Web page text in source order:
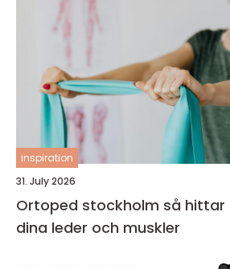
inspiration
31. July 2026
Ortoped stockholm så hittar du rätt vård för
dina leder och muskler